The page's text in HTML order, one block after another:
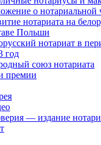
о нотариальной
нотариата на
Польши
нотариат в
год
союз нотариата
премии
— издание